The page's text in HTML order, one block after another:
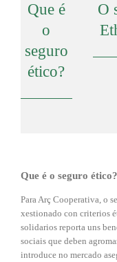
Que é
o
seguro
ético?
O
Que é o seguro ético?
Para Arç Cooperativa, o
xestionado con criterios
solidarios reporta uns
sociais que deben
introduce no mercado